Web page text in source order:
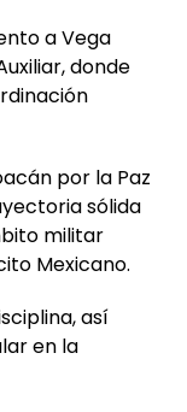
a Vega
donde
por la Paz
sólida
militar
Mexicano.
así
en la